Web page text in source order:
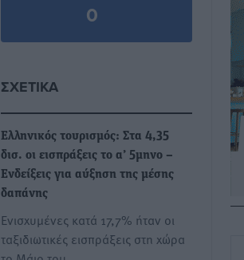
0
ΣΧΕΤΙΚΆ
Ελληνικός τουρισμός: Στα 4,35
δισ. οι εισπράξεις το α’ 5μηνο –
Eνδείξεις για αύξηση της μέσης
δαπάνης
Ενισχυμένες κατά 17,7% ήταν οι
ταξιδιωτικές εισπράξεις στη χώρα